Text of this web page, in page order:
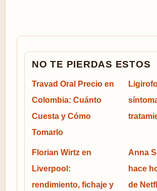
NO TE PIERDAS ESTOS
Travad Oral Precio en
Colombia: Cuánto
Cuesta y Cómo
Tomarlo
Florian Wirtz en
Liverpool:
rendimiento, fichaje y
Anna
hace
de